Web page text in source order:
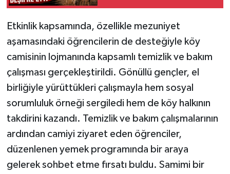
Etkinlik kapsamında, özellikle mezuniyet
aşamasındaki öğrencilerin de desteğiyle köy
camisinin lojmanında kapsamlı temizlik ve bakım
çalışması gerçekleştirildi. Gönüllü gençler, el
birliğiyle yürüttükleri çalışmayla hem sosyal
sorumluluk örneği sergiledi hem de köy halkının
takdirini kazandı. Temizlik ve bakım çalışmalarının
ardından camiyi ziyaret eden öğrenciler,
düzenlenen yemek programında bir araya
gelerek sohbet etme fırsatı buldu. Samimi bir